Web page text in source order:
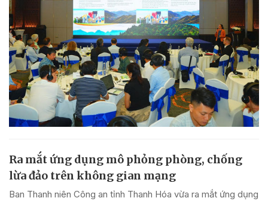
Ra mắt ứng dụng mô phỏng phòng, chống
lừa đảo trên không gian mạng
Ban Thanh niên Công an tỉnh Thanh Hóa vừa ra mắt ứng dụng